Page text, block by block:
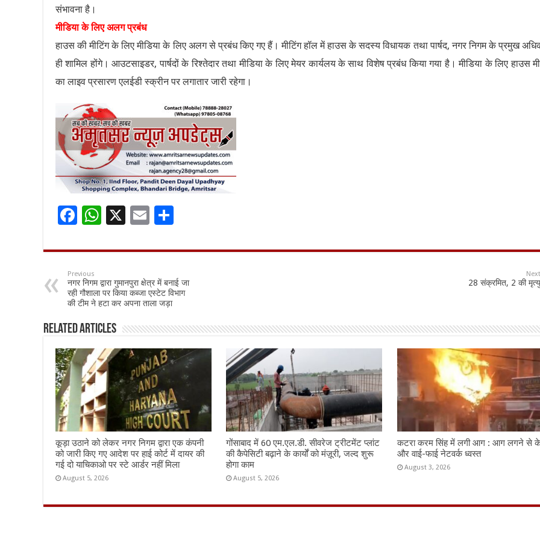
संभावना है।
मीडिया के लिए अलग प्रबंध
हाउस की मीटिंग के लिए मीडिया के लिए अलग से प्रबंध किए गए हैं। मीटिंग हॉल में हाउस के सदस्य विधायक तथा पार्षद, नगर निगम के प्रमुख
ही शामिल होंगे। आउटसाइडर, पार्षदों के रिश्तेदार तथा मीडिया के लिए मेयर कार्यलय के साथ विशेष प्रबंध किया गया है। मीडिया के लिए हाउस
का लाइव प्रसारण एलईडी स्क्रीन पर लगातार जारी रहेगा।
F
e
b
o
o
k
W
at
p
p
X
E
ai ar
e
Previous
नगर निगम द्वारा गुमानपुरा क्षेत्र में बनाई जा
रही गौशाला पर किया कब्जा एस्टेट विभाग
की टीम ने हटा कर अपना ताला जड़ा
Next
28 संक्रमित, 2 की मृत्यु
Related Articles
कूड़ा उठाने को लेकर नगर निगम द्वारा एक कंपनी
को जारी किए गए आदेश पर हाई कोर्ट में दायर की
गई दो याचिकाओ पर स्टे आर्डर नहीं मिला
August 5, 2026
गोंसाबाद में 60 एम.एल.डी. सीवरेज ट्रीटमेंट प्लांट
की कैपेसिटी बढ़ाने के कार्यों को मंज़ूरी, जल्द शुरू
होगा काम
August 5, 2026
कटरा करम सिंह में लगी आग : आग लगने से
और वाई-फाई नेटवर्क ध्वस्त
August 3, 2026